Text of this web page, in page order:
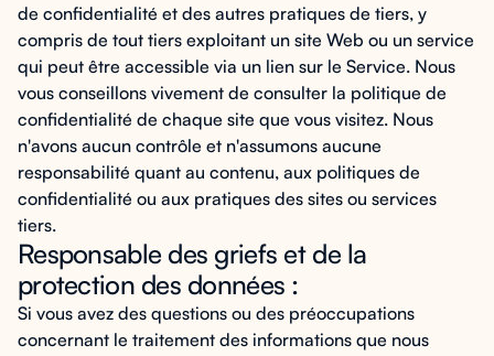
de confidentialité et des autres pratiques de tiers, y
compris de tout tiers exploitant un site Web ou un service
qui peut être accessible via un lien sur le Service. Nous
vous conseillons vivement de consulter la politique de
confidentialité de chaque site que vous visitez. Nous
n'avons aucun contrôle et n'assumons aucune
responsabilité quant au contenu, aux politiques de
confidentialité ou aux pratiques des sites ou services
tiers.
Responsable des griefs et de la
protection des données :
Si vous avez des questions ou des préoccupations
concernant le traitement des informations que nous